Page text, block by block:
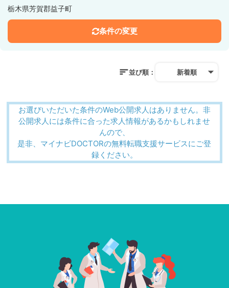
栃木県芳賀郡益子町
条件の変更
並び順： 新着順
お選びいただいた条件のWeb公開求人はありません。非
公開求人には条件に合った求人情報があるかもしれませ
んので、
是非、マイナビDOCTORの無料転職支援サービスにご登
録ください。